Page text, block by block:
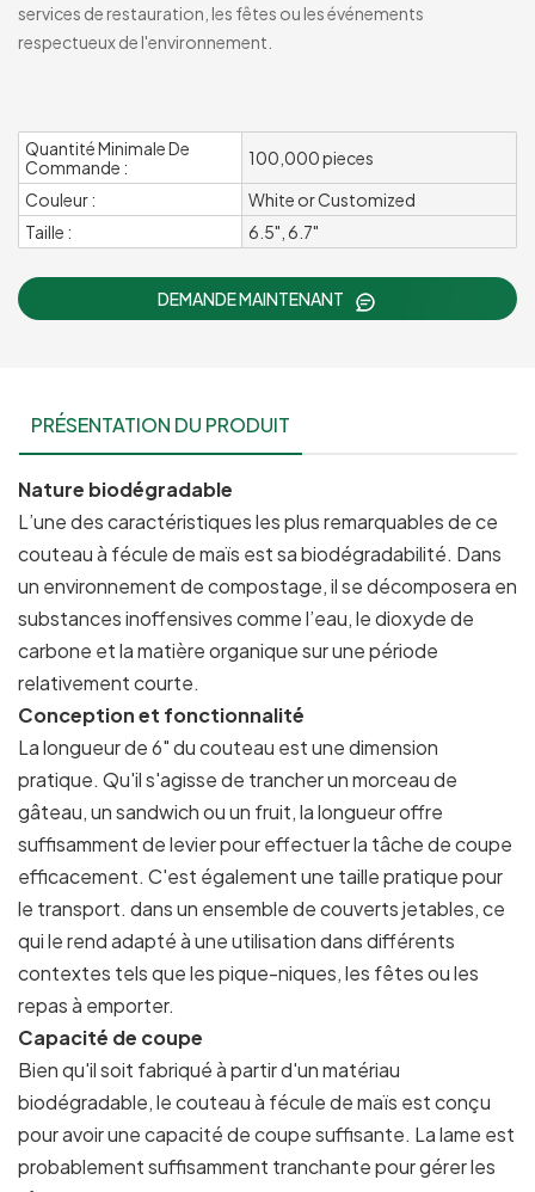
services de restauration, les fêtes ou les événements
respectueux de l'environnement.
Quantité Minimale De
Commande :
100,000 pieces
Couleur :
White or Customized
Taille :
6.5", 6.7"
DEMANDE MAINTENANT
PRÉSENTATION DU PRODUIT
Nature biodégradable
L’une des caractéristiques les plus remarquables de ce
couteau à fécule de maïs est sa biodégradabilité. Dans
un environnement de compostage, il se décomposera en
substances inoffensives comme l’eau, le dioxyde de
carbone et la matière organique sur une période
relativement courte.
Conception et fonctionnalité
La longueur de 6" du couteau est une dimension
pratique. Qu'il s'agisse de trancher un morceau de
gâteau, un sandwich ou un fruit, la longueur offre
suffisamment de levier pour effectuer la tâche de coupe
efficacement. C'est également une taille pratique pour
le transport. dans un ensemble de couverts jetables, ce
qui le rend adapté à une utilisation dans différents
contextes tels que les pique-niques, les fêtes ou les
repas à emporter.
Capacité de coupe
Bien qu'il soit fabriqué à partir d'un matériau
biodégradable, le couteau à fécule de maïs est conçu
pour avoir une capacité de coupe suffisante. La lame est
probablement suffisamment tranchante pour gérer les